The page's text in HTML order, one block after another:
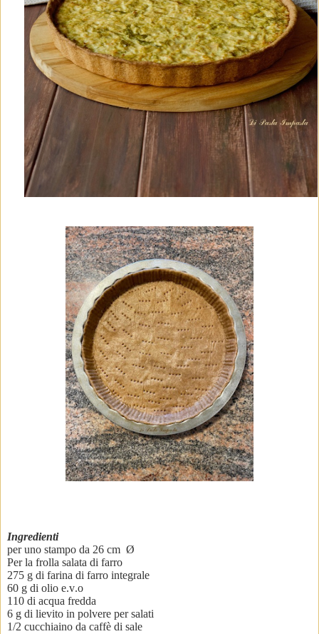
Ingredienti
per uno stampo da 26 cm Ø
Per la frolla salata di farro
275 g di farina di farro integrale
60 g di olio e.v.o
110 di acqua fredda
6 g di lievito in polvere per salati
1/2 cucchiaino da caffè di sale